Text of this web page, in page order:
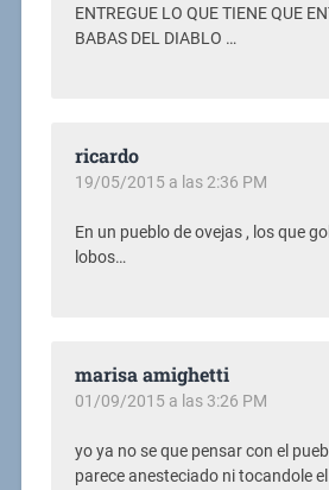
ENTREGUE LO QUE TIENE QUE
BABAS DEL DIABLO …
ricardo
19/05/2015 a las 2:36 PM
En un pueblo de ovejas , los que
lobos…
marisa amighetti
01/09/2015 a las 3:26 PM
yo ya no se que pensar con el
parece anesteciado ni tocandole